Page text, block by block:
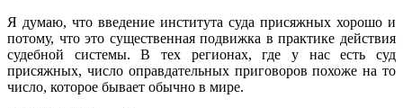
Я думаю, что введение института суда присяжных хорошо и
потому, что это существенная подвижка в практике действия
судебной системы. В тех регионах, где у нас есть суд
присяжных, число оправдательных приговоров похоже на то
число, которое бывает обычно в мире.